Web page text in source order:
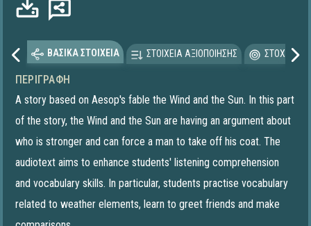
ΒΑΣΙΚΑ ΣΤΟΙΧΕΙΑ ΣΤΟΙΧΕΙΑ ΑΞΙΟΠΟΙΗΣΗΣ
ΠΕΡΙΓΡΑΦΉ
A story based on Aesop's fable the Wind and the Sun. In this part
of the story, the Wind and the Sun are having an argument about
who is stronger and can force a man to take off his coat. The
audiotext aims to enhance students' listening comprehension
and vocabulary skills. In particular, students practise vocabulary
related to weather elements, learn to greet friends and make